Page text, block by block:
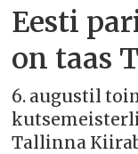
Eesti
on taas
6. augustil
Tallinna